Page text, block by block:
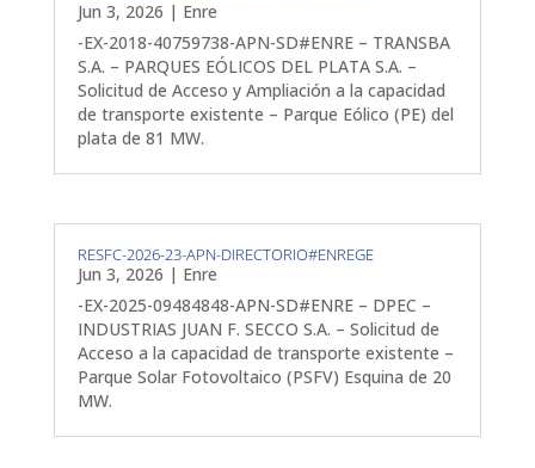
Jun 3, 2026 | Enre
-EX-2018-40759738-APN-SD#ENRE – TRANSBA
S.A. – PARQUES EÓLICOS DEL PLATA S.A. –
Solicitud de Acceso y Ampliación a la capacidad
de transporte existente – Parque Eólico (PE) del
plata de 81 MW.
RESFC-2026-23-APN-DIRECTORIO#ENREGE
Jun 3, 2026 | Enre
-EX-2025-09484848-APN-SD#ENRE – DPEC –
INDUSTRIAS JUAN F. SECCO S.A. – Solicitud de
Acceso a la capacidad de transporte existente –
Parque Solar Fotovoltaico (PSFV) Esquina de 20
MW.